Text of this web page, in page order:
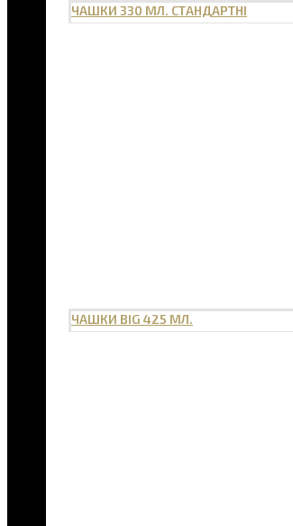
ЧАШКИ 330 МЛ. СТАНДАРТНІ
ЧАШКИ BIG 425 МЛ.